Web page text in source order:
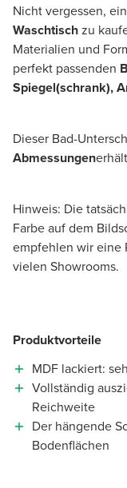
Nicht vergessen, ein
Waschtischzu
Materialien und
perfekt passenden
Spiegel(schrank),
Dieser Bad-
Abmessungen
Hinweis: Die
Farbe auf dem
empfehlen wir eine
vielen Showrooms.
Produktvorteile
MDF lackiert:
Vollständig
Reichweite
Der hängende
Bodenflächen